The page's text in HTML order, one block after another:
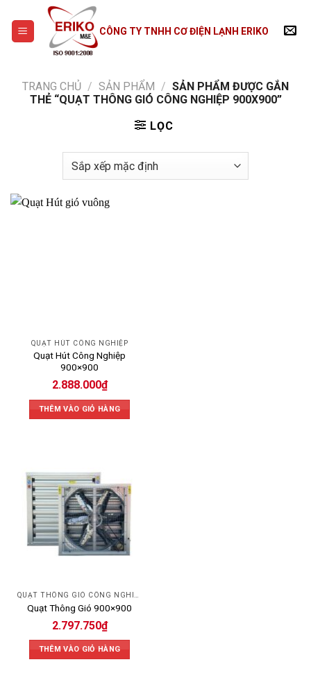
content
CÔNG TY TNHH CƠ ĐIỆN LẠNH ERIKO
TRANG CHỦ / SẢN PHẨM / SẢN PHẨM ĐƯỢC GẮN
THẺ “QUẠT THÔNG GIÓ CÔNG NGHIỆP 900X900”
LỌC
QUẠT HÚT CÔNG NGHIỆP
Quạt Hút Công Nghiệp
900×900
2.888.000₫
THÊM VÀO GIỎ HÀNG
QUẠT THÔNG GIÓ CÔNG NGHIỆP
Quạt Thông Gió 900×900
2.797.750₫
THÊM VÀO GIỎ HÀNG